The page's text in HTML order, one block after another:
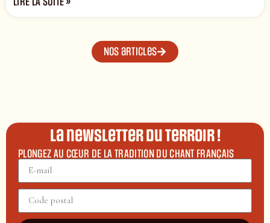
Nos articles
La newsletter du terroir !
PLONGEZ AU CŒUR DE LA TRADITION DU CHANT FRANÇAIS